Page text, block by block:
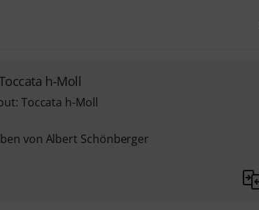
h-Moll
Toccata h-Moll
von Albert Schönberger